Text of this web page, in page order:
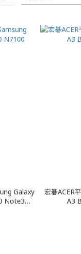
Galaxy
Note3
宏碁ACER
A3